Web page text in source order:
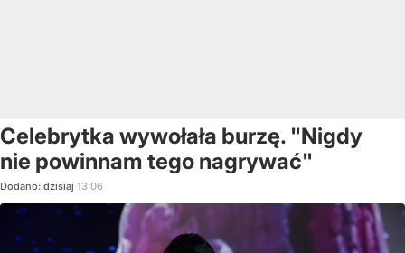
Celebrytka wywołała burzę. "Nigdy
nie powinnam tego nagrywać"
Dodano: dzisiaj 13:06